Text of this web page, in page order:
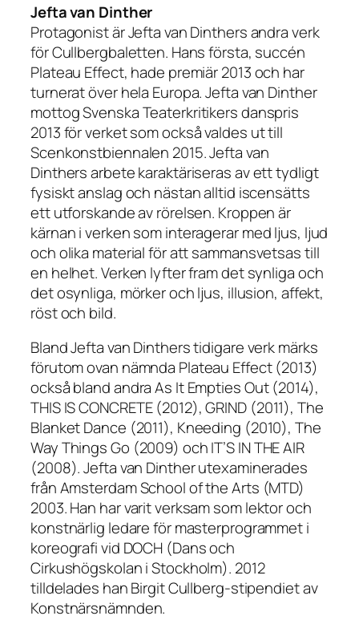
Jefta van Dinther
Protagonist är Jefta van Dinthers andra verk
för Cullbergbaletten. Hans första, succén
Plateau Effect, hade premiär 2013 och har
turnerat över hela Europa. Jefta van Dinther
mottog Svenska Teaterkritikers danspris
2013 för verket som också valdes ut till
Scenkonstbiennalen 2015. Jefta van
Dinthers arbete karaktäriseras av ett tydligt
fysiskt anslag och nästan alltid iscensätts
ett utforskande av rörelsen. Kroppen är
kärnan i verken som interagerar med ljus, ljud
och olika material för att sammansvetsas till
en helhet. Verken lyfter fram det synliga och
det osynliga, mörker och ljus, illusion, affekt,
röst och bild.
Bland Jefta van Dinthers tidigare verk märks
förutom ovan nämnda Plateau Effect (2013)
också bland andra As It Empties Out (2014),
THIS IS CONCRETE (2012), GRIND (2011), The
Blanket Dance (2011), Kneeding (2010), The
Way Things Go (2009) och IT’S IN THE AIR
(2008). Jefta van Dinther utexaminerades
från Amsterdam School of the Arts (MTD)
2003. Han har varit verksam som lektor och
konstnärlig ledare för masterprogrammet i
koreografi vid DOCH (Dans och
Cirkushögskolan i Stockholm). 2012
tilldelades han Birgit Cullberg-stipendiet av
Konstnärsnämnden.